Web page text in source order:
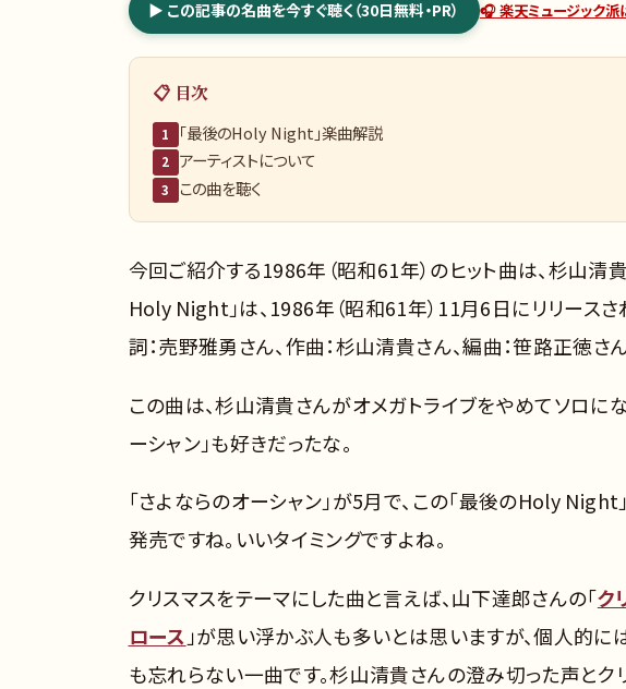
▶ この記事の名曲を今すぐ聴く（30日無料・PR） 🎧 楽天ミュージック派は
📋 目次
1 「最後のHoly Night」楽曲解説
2 アーティストについて
3 この曲を聴く
今回ご紹介する1986年（昭和61年）のヒット曲は、杉山清
Holy Night」は、1986年（昭和61年）11月6日にリリース
詞：売野雅勇さん、作曲：杉山清貴さん、編曲：笹路正徳さ
この曲は、杉山清貴さんがオメガトライブをやめてソロに
ーシャン」も好きだったな。
「さよならのオーシャン」が5月で、この「最後のHoly
発売ですね。いいタイミングですよね。
クリスマスをテーマにした曲と言えば、山下達郎さんの「ク
ロース 」が思い浮かぶ人も多いとは思いますが、個人的
も忘れらない一曲です。杉山清貴さんの澄み切った声とク